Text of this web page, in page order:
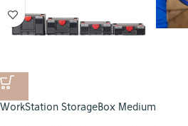
WorkStation StorageBox Medium